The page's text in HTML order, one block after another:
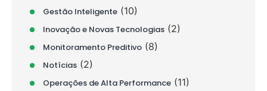
Gestão Inteligente (10)
Inovação e Novas Tecnologias (2)
Monitoramento Preditivo (8)
Notícias (2)
Operações de Alta Performance (11)